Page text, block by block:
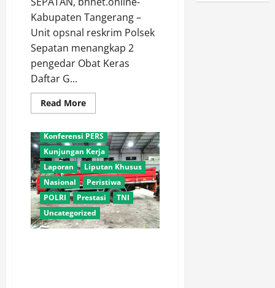
Kabupaten Tangerang –
Unit opsnal reskrim Polsek
Sepatan menangkap 2
pengedar Obat Keras
Daftar G...
Read MoreRead
more
Obat
Keras
Jenis
Tramadol
Exiner,
Bapak
dan
Anak
Diringkus
Polsek
Sepatan
Adventorial
Agro
Agro Sektor
Hukum
Internasional
Konferensi PERS
Kunjungan Kerja
Laporan
Liputan Khusus
Nasional
Peristiwa
POLRI
Prestasi
TNI
Uncategorized